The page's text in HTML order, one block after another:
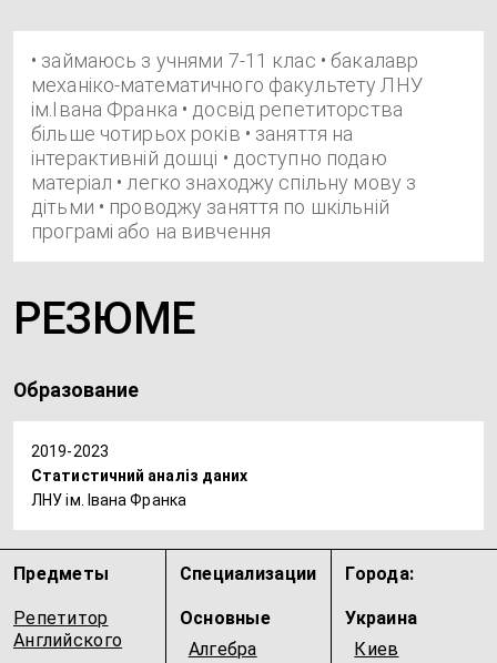
• займаюсь з учнями 7-11 клас • бакалавр
механіко-математичного факультету ЛНУ
ім.Івана Франка • досвід репетиторства
більше чотирьох років • заняття на
інтерактивній дошці • доступно подаю
матеріал • легко знаходжу спільну мову з
дітьми • проводжу заняття по шкільній
програмі або на вивчення
РЕЗЮМЕ
Образование
2019-2023
Статистичний аналіз даних
ЛНУ ім. Івана Франка
Предметы
Репетитор
Английского
Специализации
Основные
Алгебра
Города:
Украина
Киев